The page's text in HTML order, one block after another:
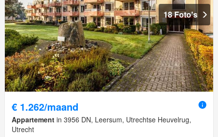
18 Foto's
€ 1.262/maand
Appartement in 3956 DN, Leersum, Utrechtse Heuvelrug,
Utrecht